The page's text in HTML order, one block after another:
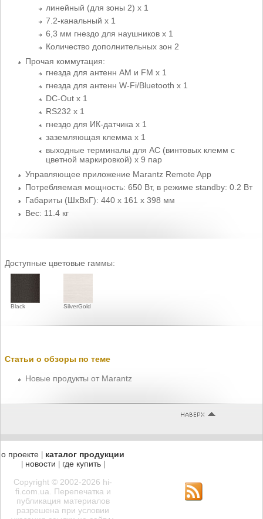
линейный (для зоны 2) x 1
7.2-канальный x 1
6,3 мм гнездо для наушников x 1
Количество дополнительных зон 2
Прочая коммутация:
гнезда для антенн AM и FM x 1
гнезда для антенн W-Fi/Bluetooth x 1
DC-Out x 1
RS232 x 1
гнездо для ИК-датчика x 1
заземляющая клемма x 1
выходные терминалы для АС (винтовых клемм с
цветной маркировкой) x 9 пар
Управляющее приложение Marantz Remote App
Потребляемая мощность: 650 Вт, в режиме standby: 0.2 Вт
Габариты (ШхВхГ): 440 x 161 x 398 мм
Вес: 11.4 кг
Доступные цветовые гаммы:
Black SilverGold
Статьи о обзоры по теме
Новые продукты от Marantz
о проекте каталог продукции
новости где купить|
Copyright © 2002-2026 hi-
fi.com.ua. Перепечатка и
публикация материалов
разрешена при условии